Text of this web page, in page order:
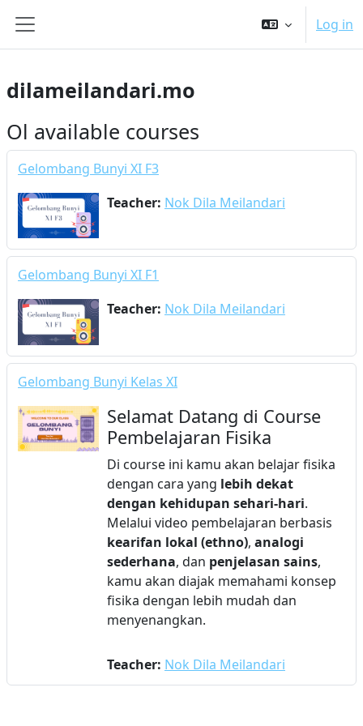
Side panel
Log in
dilameilandari.mo
Ol available courses
Gelombang Bunyi XI F3
Teacher: Nok Dila Meilandari
Gelombang Bunyi XI F1
Teacher: Nok Dila Meilandari
Gelombang Bunyi Kelas XI
Selamat Datang di Course
Pembelajaran Fisika
Di course ini kamu akan belajar fisika
dengan cara yang lebih dekat
dengan kehidupan sehari-hari.
Melalui video pembelajaran berbasis
kearifan lokal (ethno), analogi
sederhana, dan penjelasan sains,
kamu akan diajak memahami konsep
fisika dengan lebih mudah dan
menyenangkan.
Teacher: Nok Dila Meilandari